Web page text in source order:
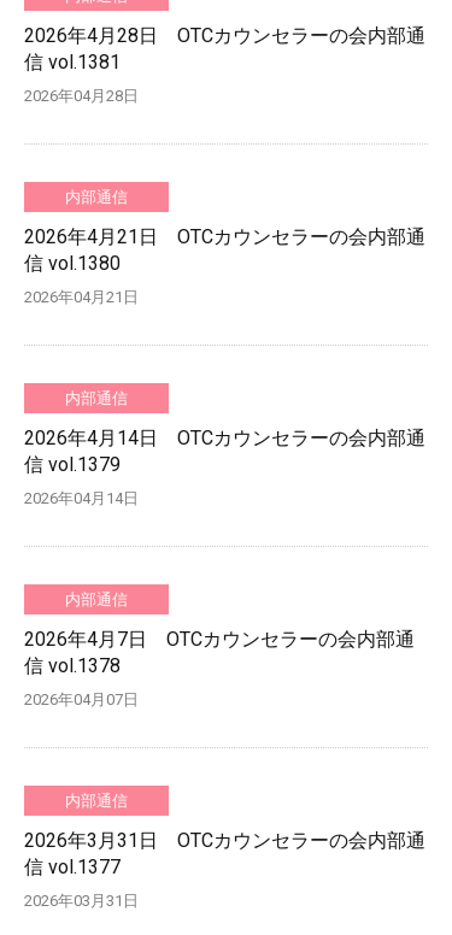
2026年4月28日 OTCカウンセラーの会内部通
信 vol.1381
2026年04月28日
内部通信
2026年4月21日 OTCカウンセラーの会内部通
信 vol.1380
2026年04月21日
内部通信
2026年4月14日 OTCカウンセラーの会内部通
信 vol.1379
2026年04月14日
内部通信
2026年4月7日 OTCカウンセラーの会内部通
信 vol.1378
2026年04月07日
内部通信
2026年3月31日 OTCカウンセラーの会内部通
信 vol.1377
2026年03月31日